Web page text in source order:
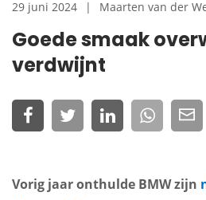
Goede smaak
verdwijnt
29 juni 2024 Maarten van der
Vorig jaar onthulde BMW zijn